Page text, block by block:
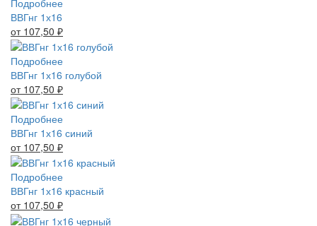
ВВГнг 1х16
от 107,50 ₽
Подробнее
ВВГнг 1х16 голубой
от 107,50 ₽
Подробнее
ВВГнг 1х16 синий
от 107,50 ₽
Подробнее
ВВГнг 1х16 красный
от 107,50 ₽